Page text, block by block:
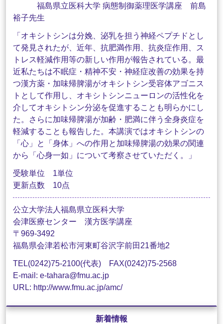
福島県立医科大学 病態制御薬理医学講座 前島
裕子先生
「オキシトシンは分娩、泌乳を担う神経ペプチドとし
て発見されたが、近年、抗肥満作用、抗炎症作用、ス
トレス軽減作用等の新しい作用が報告されている。最
近私たちは不眠症・精神不安・神経症改善の効果を持
つ漢方薬・加味帰脾湯がオキシトシン受容体アゴニス
トとして作用し、オキシトシンニューロンの活性化を
介してオキシトシン分泌を促進することも明らかにし
た。さらに加味帰脾湯が加齢・肥満に伴う全身炎症を
軽減することも報告した。本講演ではオキシトシンの
「心」と「身体」への作用と加味帰脾湯の効果の関連
から「心身一如」について考察させていただく。」
受験単位 1単位
更新点数 10点
公立大学法人福島県立医科大学
会津医療センター 漢方医学講座
〒969-3492
福島県会津若松市河東町谷沢字前田21番地2
TEL(0242)75-2100(代表) FAX(0242)75-2568
E-mail: e-tahara@fmu.ac.jp
URL: http://www.fmu.ac.jp/amc/
新着情報